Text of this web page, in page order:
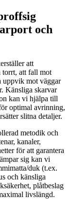
och
att
torrt, att fall mot
uppvik mot väggar
Känsliga skarvar
kan vi hjälpa till
optimal avrinning,
slitna detaljer.
metodik och
kanaler,
för att garantera
sig kan vi
duk (t.ex.
och känsliga
plåtbeslag
livslängd.